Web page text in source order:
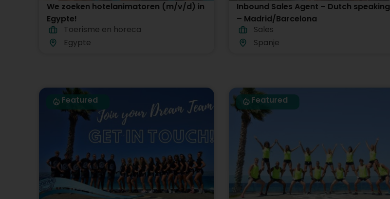
We zoeken hotelanimatoren (m/v/d) in
Egypte!
Toerisme en horeca
Egypte
Inbound Sales Agent – Dutch speaking
– Madrid/Barcelona
Sales
Spanje
Featured Featured